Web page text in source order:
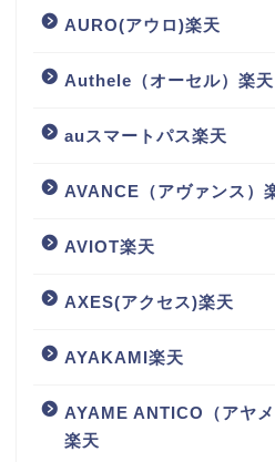
AURO(アウロ)楽天
Authele（オーセル）楽天
auスマートパス楽天
AVANCE（アヴァンス）
AVIOT楽天
AXES(アクセス)楽天
AYAKAMI楽天
AYAME ANTICO（アヤメ
楽天